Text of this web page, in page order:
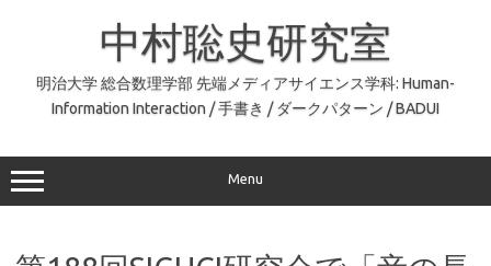
中村聡史研究室
明治大学 総合数理学部 先端メディアサイエンス学科: Human-
Information Interaction / 手書き / ダークパターン / BADUI
Menu